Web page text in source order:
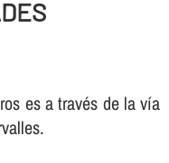
es a través de la vía